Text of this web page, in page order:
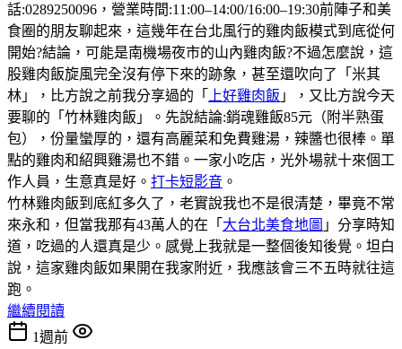
話:0289250096，營業時間:11:00–14:00/16:00–19:30前陣子和美
食圈的朋友聊起來，這幾年在台北風行的雞肉飯模式到底從何
開始?結論，可能是南機場夜市的山內雞肉飯?不過怎麼說，這
股雞肉飯旋風完全沒有停下來的跡象，甚至還吹向了「米其
林」，比方說之前我分享過的「
上好雞肉飯 」，又比方說今天
要聊的「竹林雞肉飯」。先說結論:銷魂雞飯85元（附半熟蛋
包），份量蠻厚的，還有高麗菜和免費雞湯，辣醬也很棒。單
點的雞肉和紹興雞湯也不錯。一家小吃店，光外場就十來個工
作人員，生意真是好。 打卡短影音 。
竹林雞肉飯到底紅多久了，老實說我也不是很清楚，畢竟不常
來永和，但當我那有43萬人的在「 大台北美食地圖 」分享時知
道，吃過的人還真是少。感覺上我就是一整個後知後覺。坦白
說，這家雞肉飯如果開在我家附近，我應該會三不五時就往這
跑。
繼續閱讀
1週前